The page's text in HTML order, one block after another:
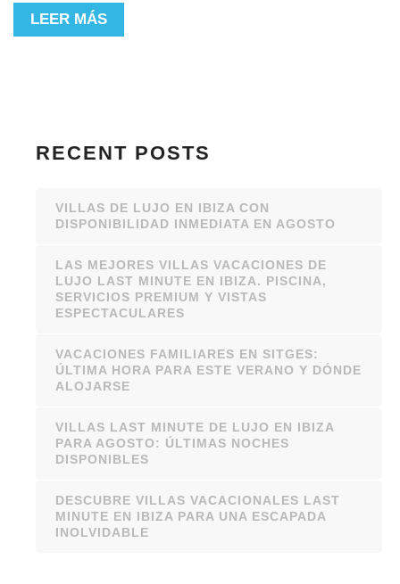
LEER MÁS
RECENT POSTS
VILLAS DE LUJO EN IBIZA CON
DISPONIBILIDAD INMEDIATA EN AGOSTO
LAS MEJORES VILLAS VACACIONES DE
LUJO LAST MINUTE EN IBIZA. PISCINA,
SERVICIOS PREMIUM Y VISTAS
ESPECTACULARES
VACACIONES FAMILIARES EN SITGES:
ÚLTIMA HORA PARA ESTE VERANO Y DÓNDE
ALOJARSE
VILLAS LAST MINUTE DE LUJO EN IBIZA
PARA AGOSTO: ÚLTIMAS NOCHES
DISPONIBLES
DESCUBRE VILLAS VACACIONALES LAST
MINUTE EN IBIZA PARA UNA ESCAPADA
INOLVIDABLE